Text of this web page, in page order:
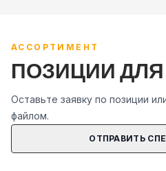
АССОРТИМЕНТ
ПОЗИЦИИ
Оставьте заявку по позиции
файлом.
ОТПРАВИТЬ